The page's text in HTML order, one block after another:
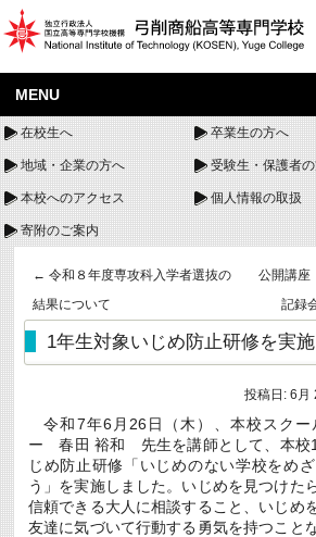
MENU
在校生へ 卒業生の方へ
地域・企業の方へ 受験生・保護者
本校へのアクセス 個人情報の取扱
寄附のご案内
← 令和８年度専攻科入学者選抜の
結果について
公開講座
記録
1年生対象いじめ防止研修を実
投稿日: 6月
令和7年6月26日（木）、本校スクー
ー 春田 裕和 先生を講師として、本校
じめ防止研修「いじめのない学校をめ
う」を実施しました。いじめを見つけた
信頼できる大人に相談すること、いじめ
友達に気づいて行動する勇気を持つこと